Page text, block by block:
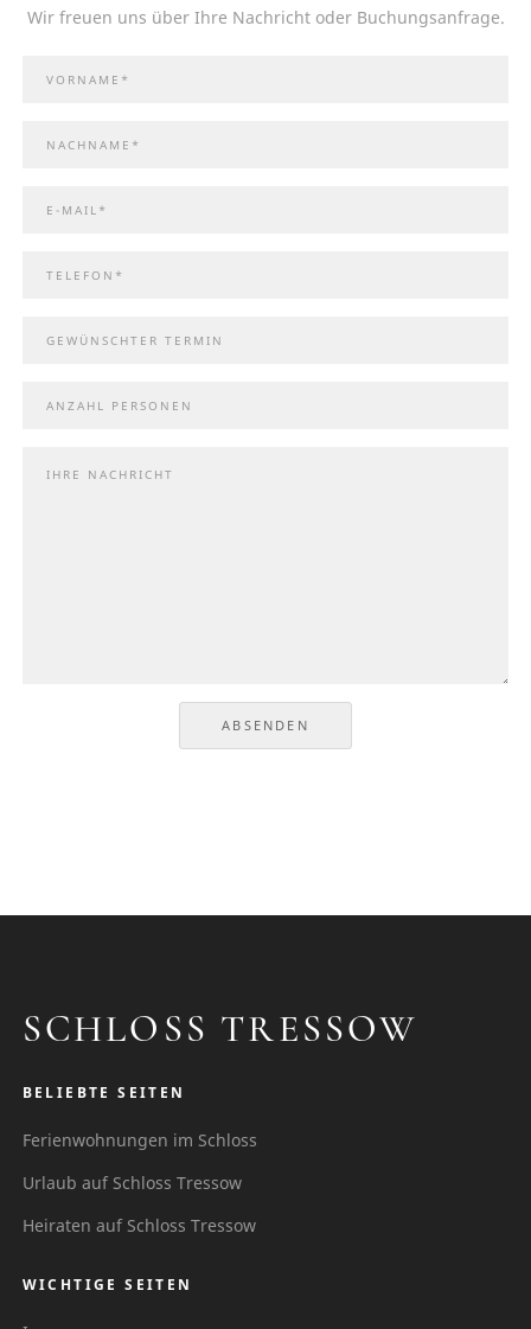
Wir freuen uns über Ihre Nachricht oder Buchungsanfrage.
ABSENDEN
SCHLOSS TRESSOW
BELIEBTE SEITEN
Ferienwohnungen im Schloss
Urlaub auf Schloss Tressow
Heiraten auf Schloss Tressow
WICHTIGE SEITEN